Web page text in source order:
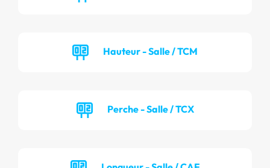
Hauteur - Salle / TCM
Perche - Salle / TCX